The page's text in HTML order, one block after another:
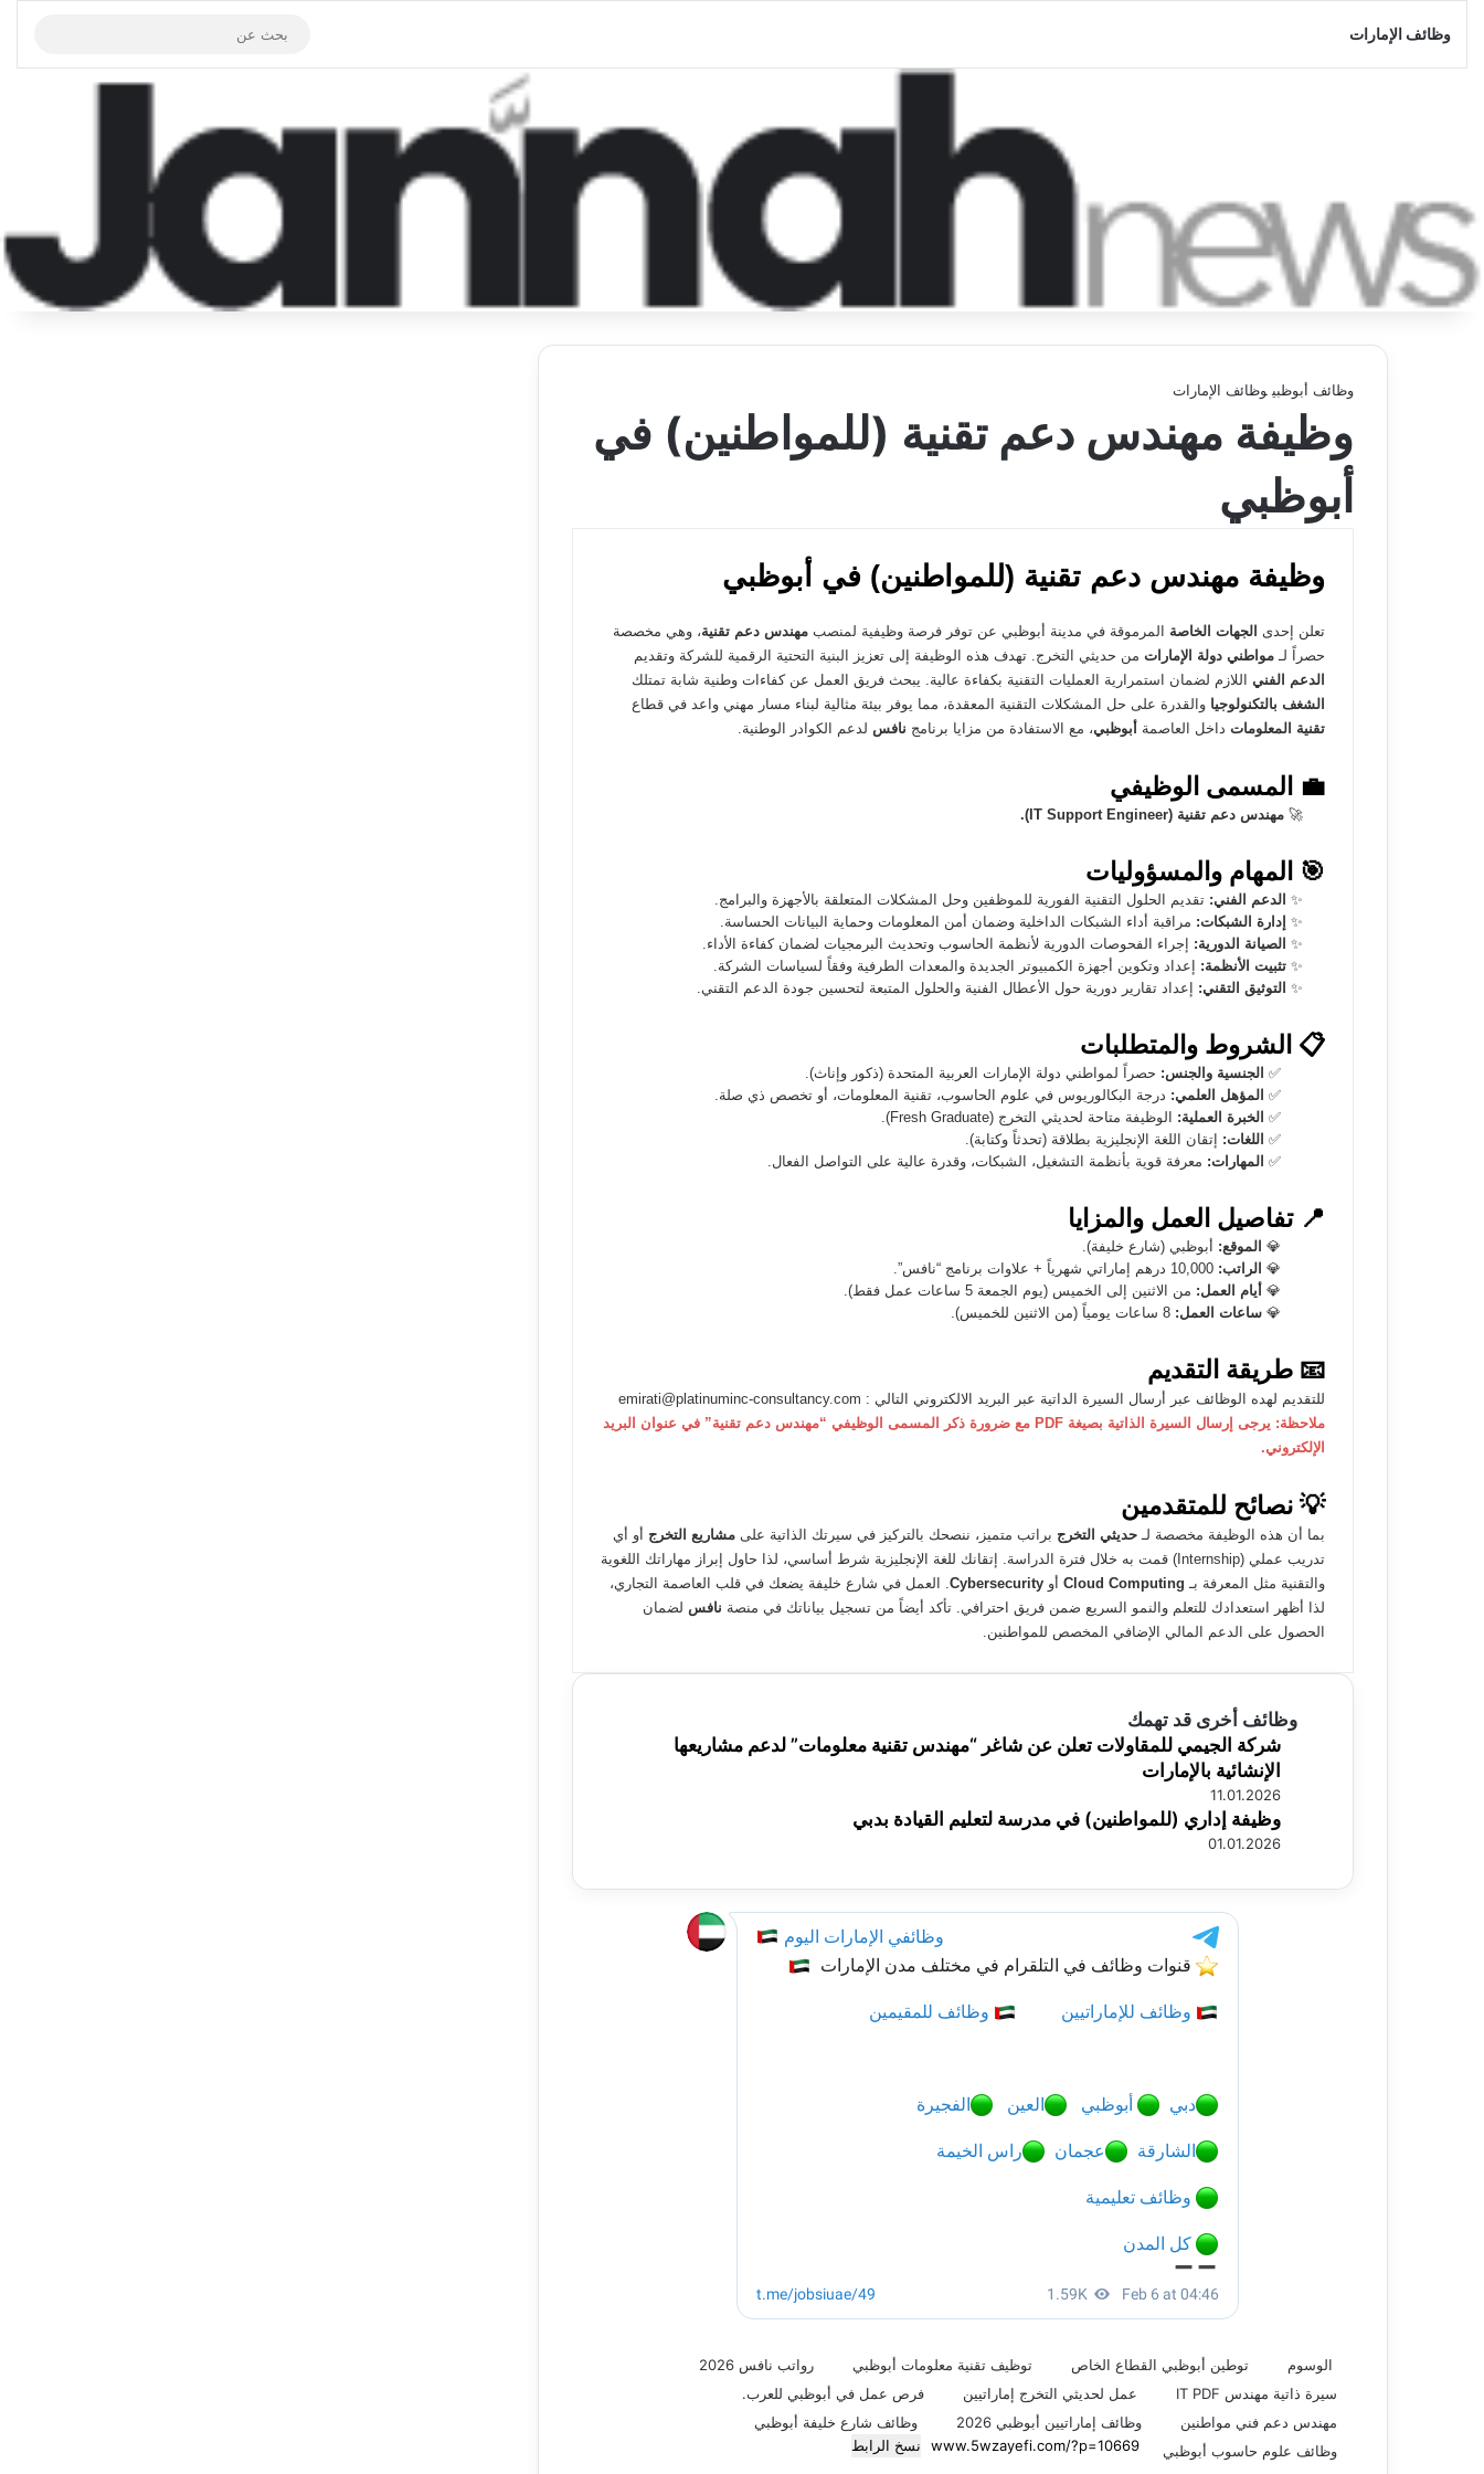
وظائف الإمارات الوضع المظلم
عن
وظائف أبوظبي وظائف الإمارات
وظيفة مهندس دعم تقنية (للمواطنين) في
أبوظبي
وظيفة مهندس دعم تقنية (للمواطنين) في أبوظبي
تعلن إحدى الجهات الخاصة المرموقة في مدينة أبوظبي عن توفر فرصة وظيفية لمنصب مهندس دعم تقنية، وهي مخصصة
حصراً لـ مواطني دولة الإمارات من حديثي التخرج. تهدف هذه الوظيفة إلى تعزيز البنية التحتية الرقمية للشركة وتقديم
الدعم الفني اللازم لضمان استمرارية العمليات التقنية بكفاءة عالية. يبحث فريق العمل عن كفاءات وطنية شابة تمتلك
الشغف بالتكنولوجيا والقدرة على حل المشكلات التقنية المعقدة، مما يوفر بيئة مثالية لبناء مسار مهني واعد في قطاع
تقنية المعلومات داخل العاصمة أبوظبي، مع الاستفادة من مزايا برنامج نافس لدعم الكوادر الوطنية.
💼 المسمى الوظيفي
🚀 مهندس دعم تقنية (IT Support Engineer).
🎯 المهام والمسؤوليات
✨ الدعم الفني: تقديم الحلول التقنية الفورية للموظفين وحل المشكلات المتعلقة بالأجهزة والبرامج.
✨ إدارة الشبكات: مراقبة أداء الشبكات الداخلية وضمان أمن المعلومات وحماية البيانات الحساسة.
✨ الصيانة الدورية: إجراء الفحوصات الدورية لأنظمة الحاسوب وتحديث البرمجيات لضمان كفاءة الأداء.
✨ تثبيت الأنظمة: إعداد وتكوين أجهزة الكمبيوتر الجديدة والمعدات الطرفية وفقاً لسياسات الشركة.
✨ التوثيق التقني: إعداد تقارير دورية حول الأعطال الفنية والحلول المتبعة لتحسين جودة الدعم التقني.
📋 الشروط والمتطلبات
✅ الجنسية والجنس: حصراً لمواطني دولة الإمارات العربية المتحدة (ذكور وإناث).
✅ المؤهل العلمي: درجة البكالوريوس في علوم الحاسوب، تقنية المعلومات، أو تخصص ذي صلة.
✅ الخبرة العملية: الوظيفة متاحة لحديثي التخرج (Fresh Graduate).
✅ اللغات: إتقان اللغة الإنجليزية بطلاقة (تحدثاً وكتابة).
✅ المهارات: معرفة قوية بأنظمة التشغيل، الشبكات، وقدرة عالية على التواصل الفعال.
📍 تفاصيل العمل والمزايا
💎 الموقع: أبوظبي (شارع خليفة).
💎 الراتب:
💎 أيام العمل: من الاثنين إلى الخميس (يوم الجمعة 5 ساعات عمل فقط).
💎 ساعات العمل:
📧 طريقة التقديم
للتقديم لهده الوظائف عبر أرسال السيرة الداتية عبر البريد الالكتروني التالي : emirati@platinuminc-consultancy.com
ملاحظة: يرجى إرسال السيرة الذاتية بصيغة PDF مع ضرورة ذكر المسمى الوظيفي “مهندس دعم تقنية” في عنوان البريد
الإلكتروني.
💡 نصائح للمتقدمين
بما أن هذه الوظيفة مخصصة لـ حديثي التخرج براتب متميز، ننصحك بالتركيز في سيرتك الذاتية على مشاريع التخرج أو أي
تدريب عملي (Internship) قمت به خلال فترة الدراسة. إتقانك للغة الإنجليزية شرط أساسي، لذا حاول إبراز مهاراتك اللغوية
والتقنية مثل المعرفة بـ Cloud Computing أو Cybersecurity . العمل في شارع خليفة يضعك في قلب العاصمة التجاري،
لذا أظهر استعدادك للتعلم والنمو السريع ضمن فريق احترافي. تأكد أيضاً من تسجيل بياناتك في منصة نافس لضمان
الحصول على الدعم المالي الإضافي المخصص للمواطنين.
وظائف أخرى قد تهمك
شركة الجيمي للمقاولات تعلن عن شاغر “مهندس تقنية معلومات” لدعم مشاريعها
الإنشائية بالإمارات
11.01.2026
وظيفة إداري (للمواطنين) في مدرسة لتعليم القيادة بدبي
01.01.2026
الوسوم توطين أبوظبي القطاع الخاص توظيف تقنية معلومات أبوظبي
رواتب نافس 2026
سيرة ذاتية مهندس IT PDF
عمل لحديثي التخرج إماراتيين
فرص عمل في أبوظبي للعرب.
مهندس دعم فني مواطنين
وظائف إماراتيين أبوظبي 2026
وظائف شارع خليفة أبوظبي
وظائف علوم حاسوب أبوظبي
نسخ الرابط